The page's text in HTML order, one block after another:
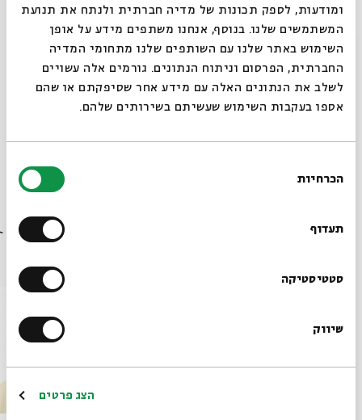
ומודעות, לספק תכונות של מדיה חברתית ולנתח את תנועת
המשתמשים שלנו. בנוסף, אנחנו משתפים מידע על אופן
השימוש באתר שלנו עם השותפים שלנו מתחומי המדיה
החברתית, הפרסום וניתוח הנתונים. גורמים אלה עשויים
לשלב את הנתונים האלה עם מידע אחר שסיפקתם או שהם
אספו בעקבות השימוש שעשיתם בשירותים שלהם.
הסכמה
הכרחיות
תעדוף
סטטיסטיקה
שיווק
הצג פרטים
ויסברט
מוזיקה:נדב ויקינסקי
ההצגה במסגרת פסטיבל ירושלים לאמנויות
שיתוף הוספה ליומן הרשמה לאירועים דומים
סגור